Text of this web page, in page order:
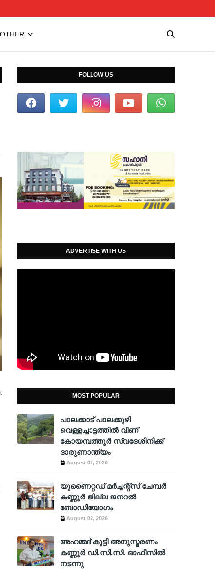
OTHER
FOLLOW US
ADVERTISE WITH US
MOST POPULAR
പാലക്കാട് പാലക്കുഴി
വെള്ളച്ചാട്ടത്തില്‍ വീണ്
കോയമ്പത്തൂര്‍ സ്വദേശിനിക്ക്
ദാരുണാന്ത്യം
August 02, 2026
യുണൈറ്റഡ് മർച്ചന്റ്സ് ചേമ്പർ
കണ്ണൂർ ജില്ല ജനറൽ
ബോഡിയോഗം
August 02, 2026
അഹമ്മദ് കുട്ടി അനുസ്മരണം
കണ്ണൂർ ഡി.സി.സി. ഓഫീസിൽ
നടന്നു